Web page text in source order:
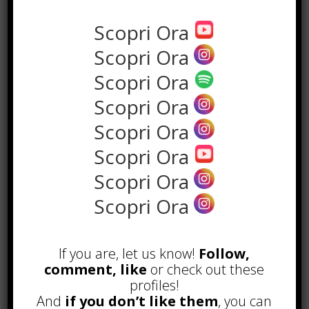
POPOLARI
Alcuni trucchi per avere un blog di
successo
Novembre 22nd, 2016
Comprare visite YouTube: i 5
Scopri Ora
Scopri Ora
Scopri Ora
Scopri Ora
Scopri Ora
Scopri Ora
Scopri Ora
Scopri Ora
If you are, let us know! Follow,
comment, like or check out these
profiles!
And if you don’t like them, you can